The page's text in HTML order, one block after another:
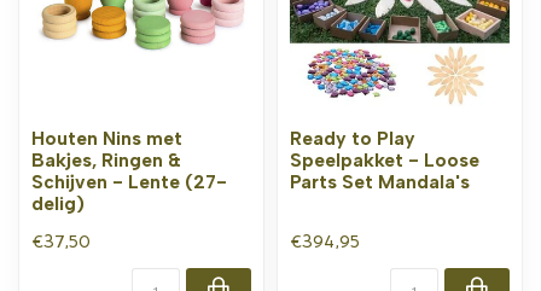
Houten Nins met
Bakjes, Ringen &
Schijven - Lente (27-
delig)
€37,50
Ready to Play
Speelpakket - Loose
Parts Set Mandala's
€394,95